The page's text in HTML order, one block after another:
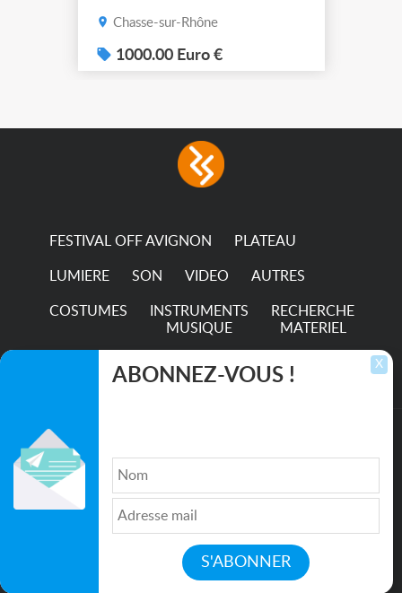
Chasse-sur-Rhône
1000.00 Euro €
FESTIVAL OFF AVIGNON PLATEAU
LUMIERE SON VIDEO AUTRES
COSTUMES
INSTRUMENTS
MUSIQUE
RECHERCHE
MATERIEL
TRANSPORTS
Qui sommes nous ?| Médias
Politique de confidentialité| Partenaires|
Mentions légales
X
ABONNEZ-VOUS !